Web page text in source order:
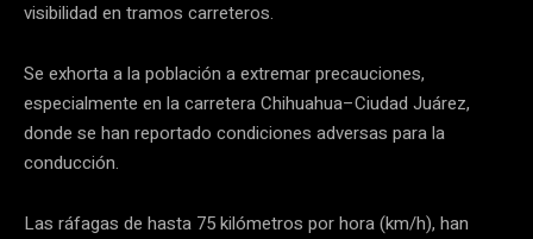
visibilidad en tramos carreteros.
Se exhorta a la población a extremar precauciones,
especialmente en la carretera Chihuahua–Ciudad Juárez,
donde se han reportado condiciones adversas para la
conducción.
Las ráfagas de hasta 75 kilómetros por hora (km/h), han